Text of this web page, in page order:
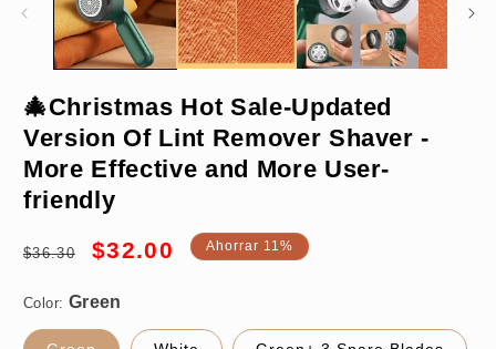
una
ventana
modal
🎄Christmas Hot Sale-Updated
Version Of Lint Remover Shaver -
More Effective and More User-
friendly
Precio
$36.30
Precio
oferta
$32.00 Ahorrar 11%
Color:
Green